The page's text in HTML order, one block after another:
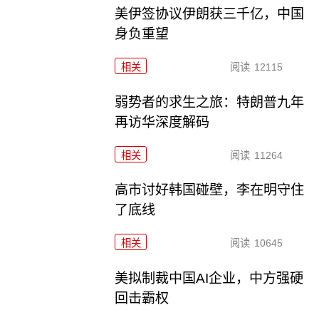
美伊签协议伊朗获三千亿，中国
身负重望
相关 阅读 12115
弱势者的求生之旅：特朗普九年
再访华深度解码
相关 阅读 11264
高市讨好韩国碰壁，李在明守住
了底线
相关 阅读 10645
美拟制裁中国AI企业，中方强硬
回击霸权